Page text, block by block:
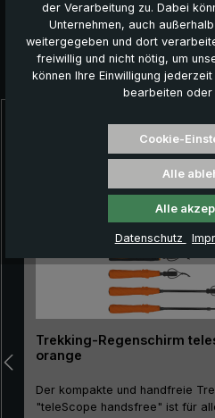
Das könnte Ihnen auch
Trekking-Regenschirm
orange
Der kompakte und handfreie
"teleScope handsfree" ist für
der Verarbeitung zu. Dabei
Unternehmen, auch
weitergegeben und dort
freiwillig und nicht nötig, um
können Ihre Einwilligung
bearbeiten oder
Cookie-
Alle
Alle
Datenschutz